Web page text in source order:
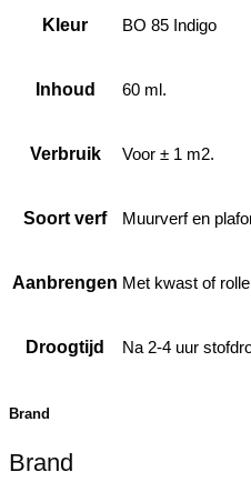
Kleur BO 85 Indigo
Inhoud 60 ml.
Verbruik Voor ± 1 m2.
Soort verf Muurverf en
Aanbrengen Met kwast of
Droogtijd Na 2-4 uur
Brand
Brand